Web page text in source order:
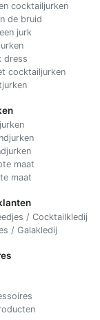
cocktailjurken
de bruid
jurk
dress
cocktailjurken
maat
maat
/ Cocktailkledij
/ Galakledij